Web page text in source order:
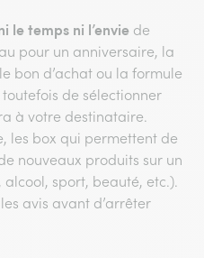
le temps ni l’envie de
pour un anniversaire, la
bon d’achat ou la formule
de sélectionner
à votre destinataire.
les box qui permettent de
nouveaux produits sur un
sport, beauté, etc.).
avis avant d’arrêter